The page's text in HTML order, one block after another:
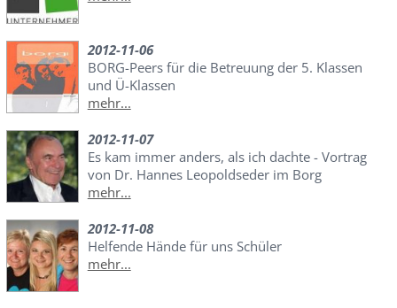
2012-11-06
BORG-Peers für die Betreuung der 5. Klassen
und Ü-Klassen
mehr...
2012-11-07
Es kam immer anders, als ich dachte - Vortrag
von Dr. Hannes Leopoldseder im Borg
mehr...
2012-11-08
Helfende Hände für uns Schüler
mehr...